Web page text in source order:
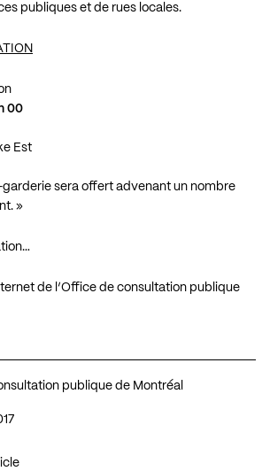
publiques et de rues locales.
00
Est
sera offert advenant un nombre
»
de l’Office de consultation publique
publique de Montréal